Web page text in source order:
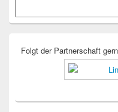
Widgetbereich
Folgt der Partnerschaft